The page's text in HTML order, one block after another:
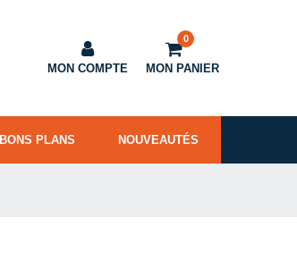
MON COMPTE
0
MON PANIER
NOUVEAUTÉS
BONS PLANS